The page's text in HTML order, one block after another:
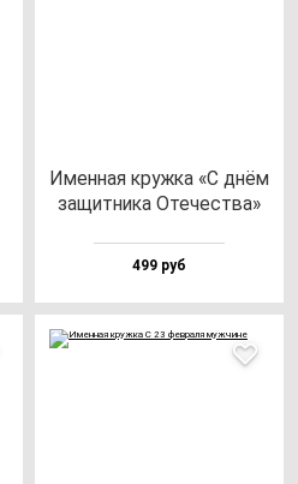
Имен­ная круж­ка «С днём
за­щит­ни­ка Оте­чес­тва»
499 руб